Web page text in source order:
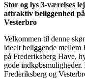
Stor og lys 3-værelses
attraktiv beliggenhed
Vesterbro
Velkommen til denne
ideelt beliggende mellem
på Frederiksberg Have,
gode indkøbsmuligheder.
Frederiksberg og